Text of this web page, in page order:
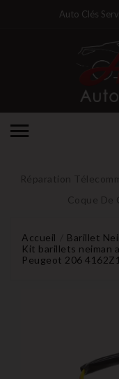
Auto Clés
Réparation
Coque De
Accueil Barillet
Kit barillets neiman
Peugeot 206 4162Z1